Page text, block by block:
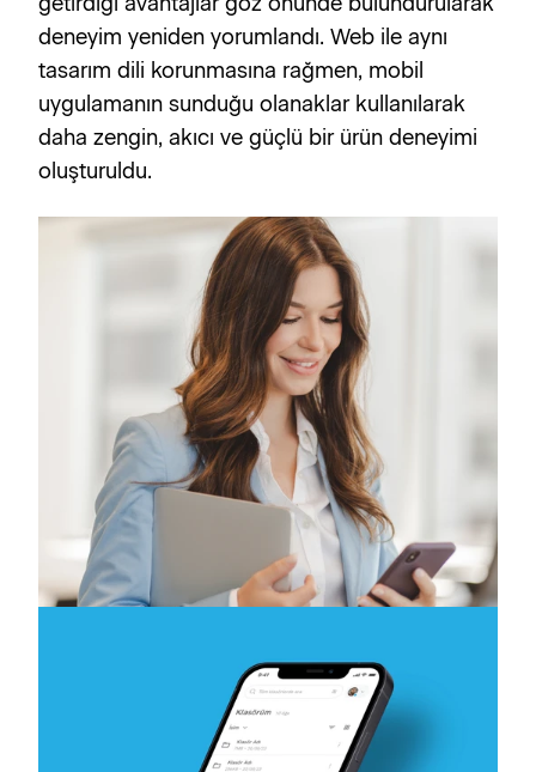
deneyim yeniden yorumlandı. Web ile aynı
tasarım dili korunmasına rağmen, mobil
uygulamanın sunduğu olanaklar kullanılarak
daha zengin, akıcı ve güçlü bir ürün deneyimi
oluşturuldu.